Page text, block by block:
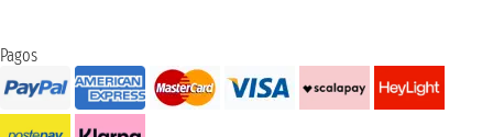
Pagos